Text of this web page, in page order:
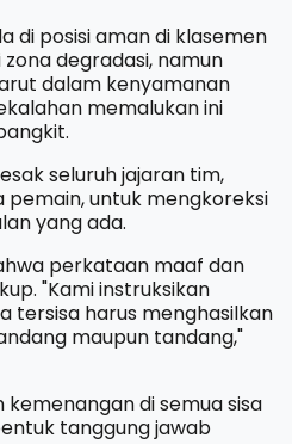
di posisi aman di klasemen
degradasi, namun
dalam kenyamanan
memalukan ini
seluruh jajaran tim,
pemain, untuk mengkoreksi
yang ada.
perkataan maaf dan
"Kami instruksikan
tersisa harus menghasilkan
maupun tandang,"
di semua sisa
tanggung jawab